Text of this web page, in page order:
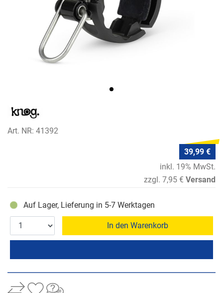
Art. NR: 41392
39,99 €
inkl. 19% MwSt.
zzgl. 7,95 € Versand
Auf Lager, Lieferung in 5-7 Werktagen
In den Warenkorb